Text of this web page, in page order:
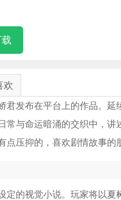
欢
君发布在平台上的作品。
常与命运暗涌的交织中，
点压抑的，喜欢剧情故事的
定的视觉小说。玩家将以